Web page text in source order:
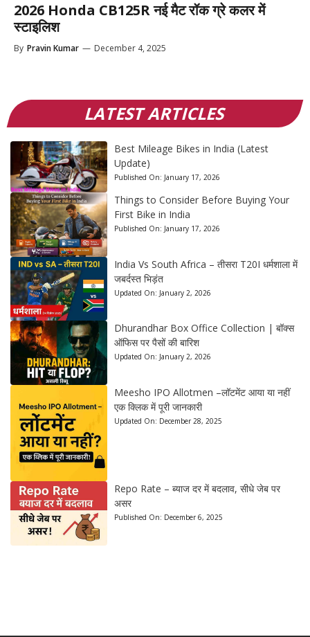
2026 Honda CB125R नई मैट रॉक ग्रे कलर में
स्टाइलिश
By Pravin Kumar — December 4, 2025
LATEST ARTICLES
Best Mileage Bikes in India (Latest
Update)
Published On: January 17, 2026
Things to Consider Before Buying Your
First Bike in India
Published On: January 17, 2026
India Vs South Africa – तीसरा T20I धर्मशाला में
जबर्दस्त भिड़ंत
Updated On: January 2, 2026
Dhurandhar Box Office Collection | बॉक्स
ऑफिस पर पैसों की बारिश
Updated On: January 2, 2026
Meesho IPO Allotmen –लॉटमेंट आया या नहीं
एक क्लिक में पूरी जानकारी
Updated On: December 28, 2025
Repo Rate – ब्याज दर में बदलाव, सीधे जेब पर
असर
Published On: December 6, 2025